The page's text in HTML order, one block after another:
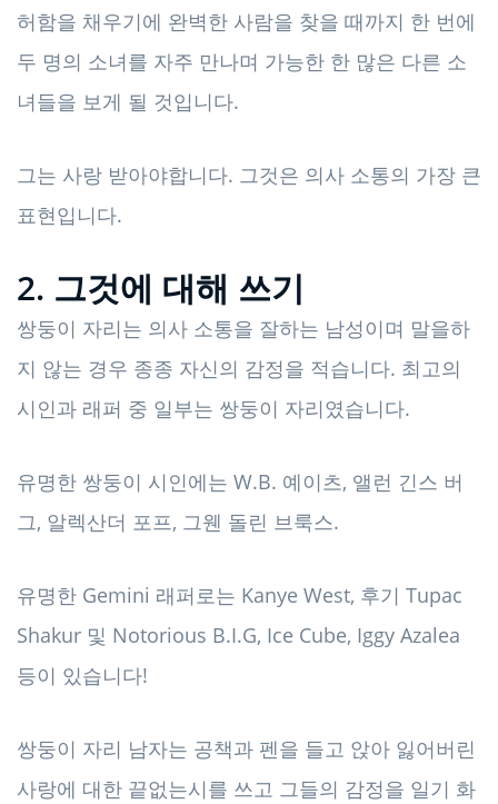
허함을 채우기에 완벽한 사람을 찾을 때까지 한 번에
두 명의 소녀를 자주 만나며 가능한 한 많은 다른 소
녀들을 보게 될 것입니다.
그는 사랑 받아야합니다. 그것은 의사 소통의 가장 큰
표현입니다.
2. 그것에 대해 쓰기
쌍둥이 자리는 의사 소통을 잘하는 남성이며 말을하
지 않는 경우 종종 자신의 감정을 적습니다. 최고의
시인과 래퍼 중 일부는 쌍둥이 자리였습니다.
유명한 쌍둥이 시인에는 W.B. 예이츠, 앨런 긴스 버
그, 알렉산더 포프, 그웬 돌린 브룩스.
유명한 Gemini 래퍼로는 Kanye West, 후기 Tupac
Shakur 및 Notorious B.I.G, Ice Cube, Iggy Azalea
등이 있습니다!
쌍둥이 자리 남자는 공책과 펜을 들고 앉아 잃어버린
사랑에 대한 끝없는시를 쓰고 그들의 감정을 일기 화